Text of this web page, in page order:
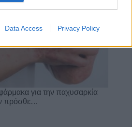
Data Access Privacy Policy
για την παχυσαρκία
πρόσθε…